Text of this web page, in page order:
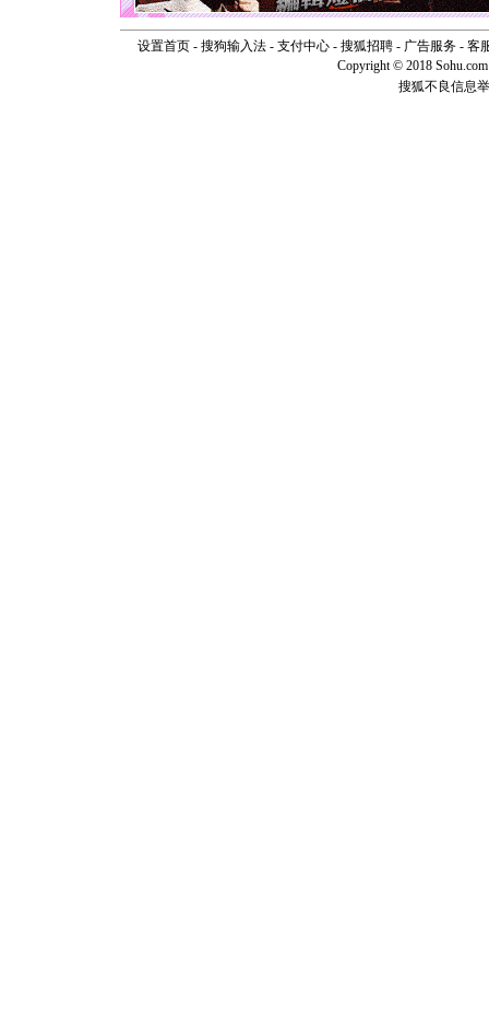
[元旦]看
断电。爱
你是我专
[元旦] 如
起；二是
设置首页- 搜狗输入法- 支付中心- 搜狐招聘- 广告服务- 客
Copyright © 2018
搜狐不良信息